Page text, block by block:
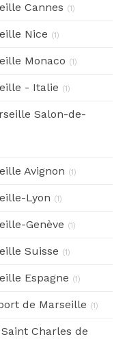
Cannes (1)
Nice (1)
Monaco (1)
- Italie (1)
Salon-de-
Avignon (1)
Lyon (1)
Genève (1)
Suisse (1)
Espagne (1)
de Marseille (1)
Charles de